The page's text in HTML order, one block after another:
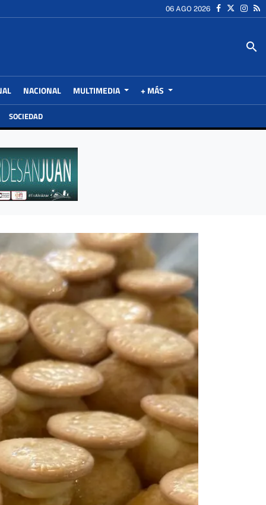
06 AGO 2026
search
NACIONAL MULTIMEDIA + MÁS
SOCIEDAD